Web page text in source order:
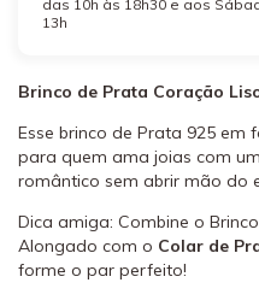
das 10h às 18h30 e aos
13h
Brinco de Prata Coração
Esse brinco de Prata 925
para quem ama joias com
romântico sem abrir mão do
Dica amiga: Combine o
Alongado com o Colar de
forme o par perfeito!